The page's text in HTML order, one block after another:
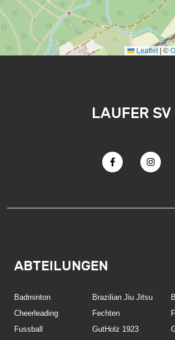
Leaflet |©
LAUFER SV
ABTEILUNGEN
Badminton Brazilian Jiu Jitsu
Cheerleading
Fechten
Fussball
GutHolz 1923